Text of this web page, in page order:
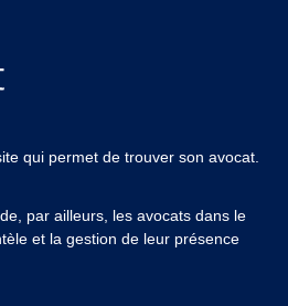
qui permet de trouver son avocat.
par ailleurs, les avocats dans le
et la gestion de leur présence